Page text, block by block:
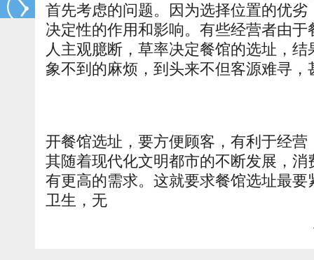
首先考虑的问题。因为选择位置的优
决定性的作用和影响。有些经营者由
人主观臆断，草率决定餐馆的选址，
象不到的麻烦，到头来不但客源难寻
开餐馆选址，要方便顾客，有利于经
其随着现代化文明都市的不断发展，
有更高的需求。这就要求餐馆选址最
卫生，无